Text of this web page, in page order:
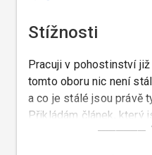
Stížnosti
Pracuji v pohostinství
tomto oboru nic není
a co je stálé jsou právě
Přikládám článek, který
který je toho důkazem…